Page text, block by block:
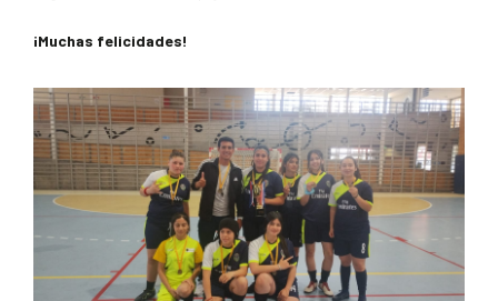
¡Muchas felicidades!